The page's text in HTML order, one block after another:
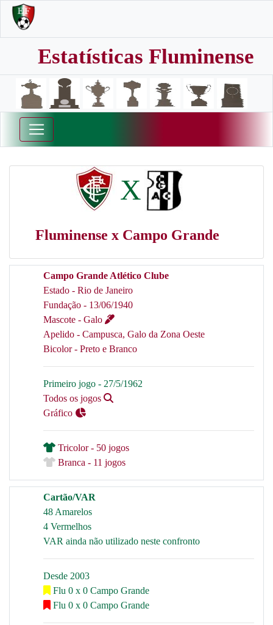
Estatísticas Fluminense
X
Fluminense x Campo Grande
Campo Grande Atlético Clube
Estado - Rio de Janeiro
Fundação - 13/06/1940
Mascote - Galo
Apelido - Campusca, Galo da Zona Oeste
Bicolor - Preto e Branco
Primeiro jogo - 27/5/1962
Todos os jogos
Gráfico
Tricolor - 50 jogos
Branca - 11 jogos
Cartão/VAR
48 Amarelos
4 Vermelhos
VAR ainda não utilizado neste confronto
Desde 2003
Flu 0 x 0 Campo Grande
Flu 0 x 0 Campo Grande